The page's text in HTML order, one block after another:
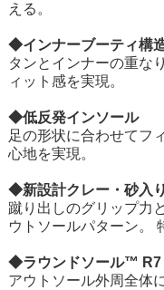
える。
◆インナーブーティ構
タンとインナーの重な
ィット感を実現。
◆低反発インソール
足の形状に合わせてフ
心地を実現。
◆新設計クレー・砂入
蹴り出しのグリップ力
ウトソールパターン。
◆ラウンドソール™ R7
アウトソール外周全体